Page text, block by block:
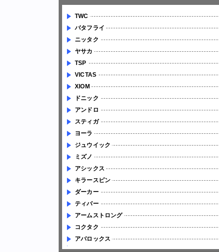
TWC
バタフライ
ニッタク
ヤサカ
TSP
VICTAS
XIOM
ドニック
アンドロ
スティガ
ヨーラ
ジュウイック
ミズノ
アシックス
キラースピン
ダーカー
ティバー
アームストロング
コクタク
アバロックス